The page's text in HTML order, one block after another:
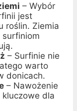
– Wybór
jest
roślin. Ziemia
surfiniom
– Surfinie nie
warto
donicach.
– Nawożenie
dla